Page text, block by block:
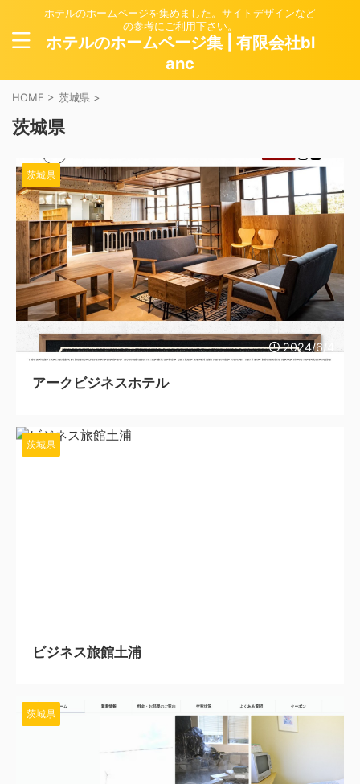
ホテルのホームページを集めました。サイトデザインなど
の参考にご利用下さい。
ホテルのホームページ集 | 有限会社bl
anc
HOME > 茨城県 >
茨城県
2024/6/4
茨城県
アークビジネスホテル
茨城県
ビジネス旅館土浦
茨城県